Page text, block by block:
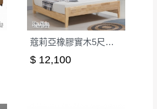
蔻莉亞橡膠實木5尺床(A002)│床架
$ 12,100